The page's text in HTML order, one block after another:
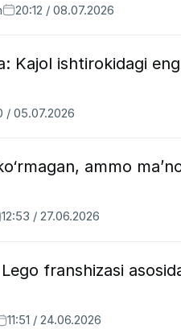
20:12 / 08.07.2026
Kajol ishtirokidagi
/ 05.07.2026
ammo
12:53 / 27.06.2026
Lego franshizasi
11:51 / 24.06.2026